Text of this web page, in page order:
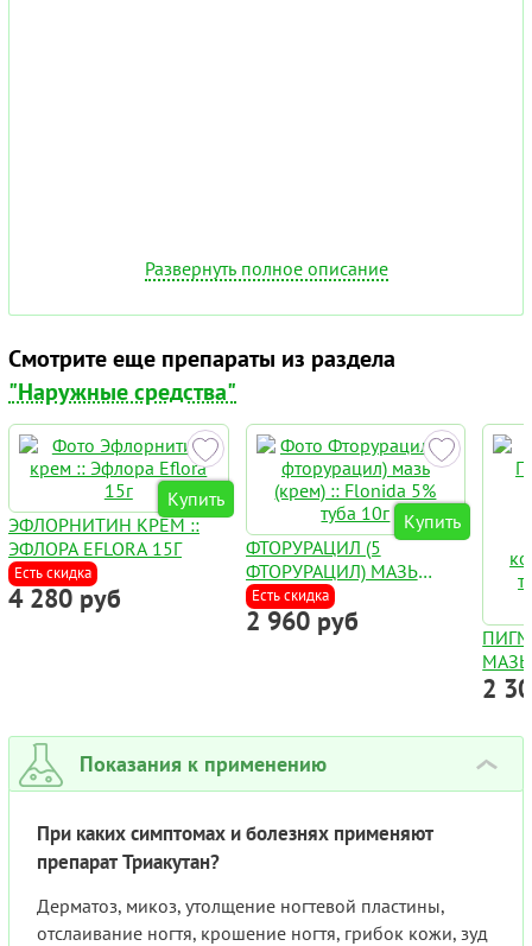
Развернуть полное описание
Смотрите еще препараты из раздела
"Наружные средства"
Купить
ЭФЛОРНИТИН КРЕМ ::
ЭФЛОРА EFLORA 15Г
Есть скидка
4 280 руб
Купить
ФТОРУРАЦИЛ (5
ФТОРУРАЦИЛ) МАЗЬ
(КРЕМ) :: FLONIDA 5%
ТУБА 10Г
Есть скидка
2 960 руб
2
Показания к применению ›
При каких симптомах и болезнях применяют
препарат Триакутан?
Дерматоз, микоз, утолщение ногтевой пластины,
отслаивание ногтя, крошение ногтя, грибок кожи, зуд